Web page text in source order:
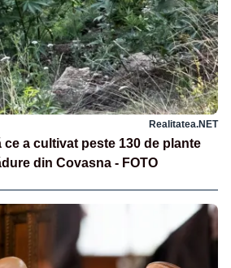
Realitatea.NET
ce a cultivat peste 130 de plante
din Covasna - FOTO